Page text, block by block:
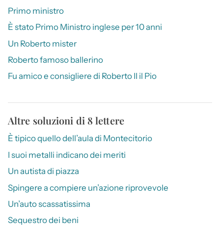
Primo ministro
È stato Primo Ministro inglese per 10 anni
Un Roberto mister
Roberto famoso ballerino
Fu amico e consigliere di Roberto II il Pio
Altre soluzioni di 8 lettere
È tipico quello dell’aula di Montecitorio
I suoi metalli indicano dei meriti
Un autista di piazza
Spingere a compiere un’azione riprovevole
Un’auto scassatissima
Sequestro dei beni